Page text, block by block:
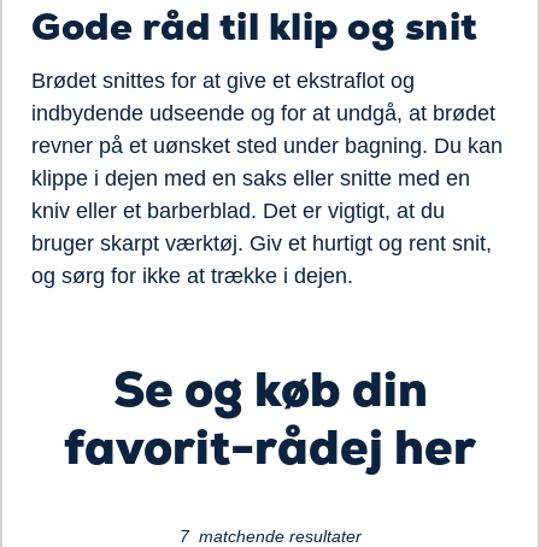
Gode råd til klip og snit
Brødet snittes for at give et ekstraflot og
indbydende udseende og for at undgå, at brødet
revner på et uønsket sted under bagning. Du kan
klippe i dejen med en saks eller snitte med en
kniv eller et barberblad. Det er vigtigt, at du
bruger skarpt værktøj. Giv et hurtigt og rent snit,
og sørg for ikke at trække i dejen.
Se og køb din
favorit-rådej her
7 matchende resultater